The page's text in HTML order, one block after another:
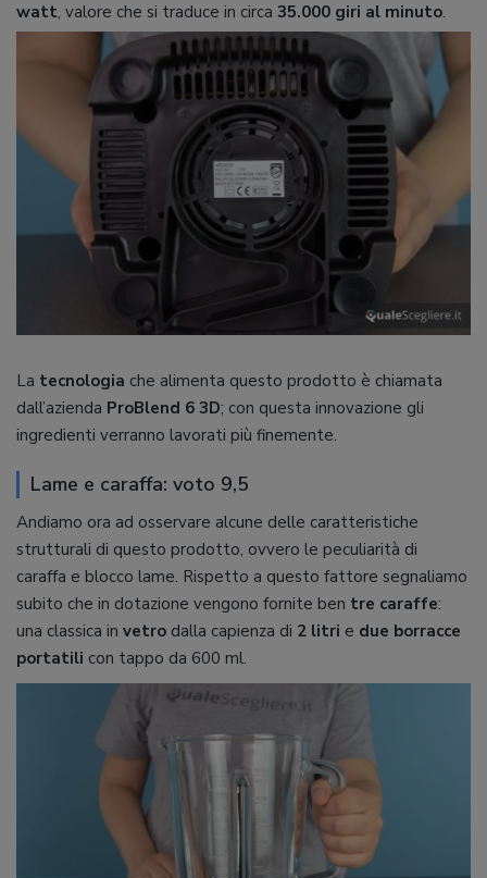
watt, valore che si traduce in circa 35.000 giri al minuto.
La tecnologia che alimenta questo prodotto è chiamata
dall’azienda ProBlend 6 3D; con questa innovazione gli
ingredienti verranno lavorati più finemente.
Lame e caraffa: voto 9,5
Andiamo ora ad osservare alcune delle caratteristiche
strutturali di questo prodotto, ovvero le peculiarità di
caraffa e blocco lame. Rispetto a questo fattore segnaliamo
subito che in dotazione vengono fornite ben tre caraffe:
una classica in vetro dalla capienza di 2 litri e due borracce
portatili con tappo da 600 ml.